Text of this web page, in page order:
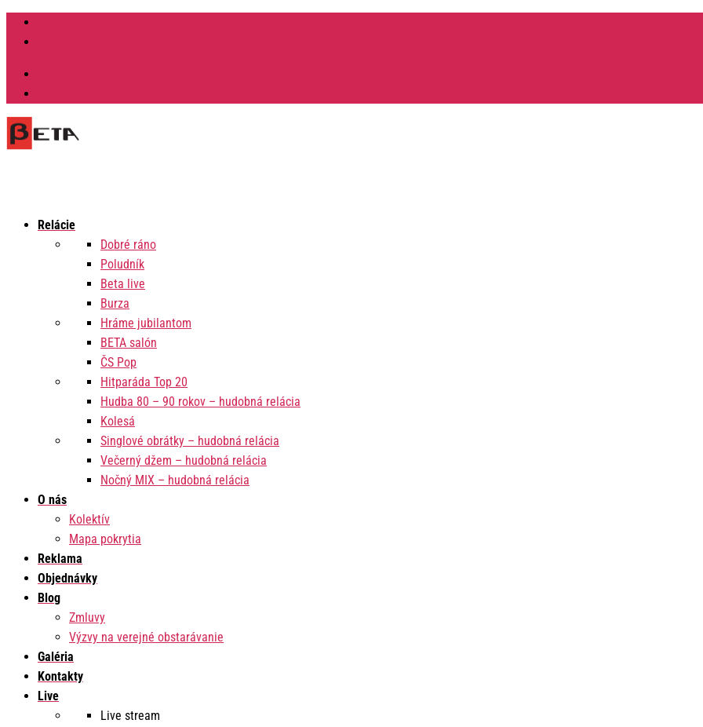
Relácie
Dobré ráno
Poludník
Beta live
Burza
Hráme jubilantom
BETA salón
ČS Pop
Hitparáda Top 20
Hudba 80 – 90 rokov – hudobná relácia
Kolesá
Singlové obrátky – hudobná relácia
Večerný džem – hudobná relácia
Nočný MIX – hudobná relácia
O nás
Kolektív
Mapa pokrytia
Reklama
Objednávky
Blog
Zmluvy
Výzvy na verejné obstarávanie
Galéria
Kontakty
Live
Live stream